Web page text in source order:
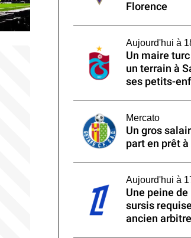
Florence
Aujourd'hui à
Un maire
un terrain à
ses petits-
Mercato
Un gros
part en prêt à
Aujourd'hui à
Une peine
sursis
ancien